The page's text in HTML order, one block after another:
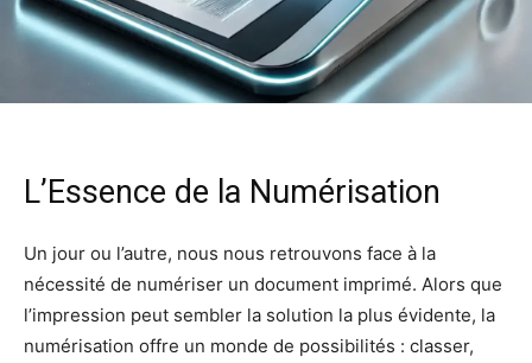
L’Essence de la Numérisation
Un jour ou l’autre, nous nous retrouvons face à la
nécessité de numériser un document imprimé. Alors que
l’impression peut sembler la solution la plus évidente, la
numérisation offre un monde de possibilités : classer,